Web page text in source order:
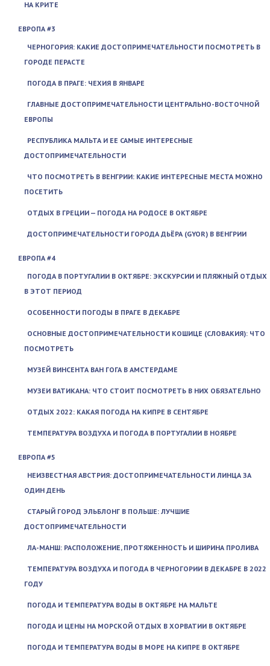
НА КРИТЕ
ЕВРОПА #3
ЧЕРНОГОРИЯ: КАКИЕ ДОСТОПРИМЕЧАТЕЛЬНОСТИ ПОСМОТРЕТЬ В
ГОРОДЕ ПЕРАСТЕ
ПОГОДА В ПРАГЕ: ЧЕХИЯ В ЯНВАРЕ
ГЛАВНЫЕ ДОСТОПРИМЕЧАТЕЛЬНОСТИ ЦЕНТРАЛЬНО-ВОСТОЧНОЙ
ЕВРОПЫ
РЕСПУБЛИКА МАЛЬТА И ЕЕ САМЫЕ ИНТЕРЕСНЫЕ
ДОСТОПРИМЕЧАТЕЛЬНОСТИ
ЧТО ПОСМОТРЕТЬ В ВЕНГРИИ: КАКИЕ ИНТЕРЕСНЫЕ МЕСТА МОЖНО
ПОСЕТИТЬ
ОТДЫХ В ГРЕЦИИ — ПОГОДА НА РОДОСЕ В ОКТЯБРЕ
ДОСТОПРИМЕЧАТЕЛЬНОСТИ ГОРОДА ДЬЁРА (GYOR) В ВЕНГРИИ
ЕВРОПА #4
ПОГОДА В ПОРТУГАЛИИ В ОКТЯБРЕ: ЭКСКУРСИИ И ПЛЯЖНЫЙ ОТДЫХ
В ЭТОТ ПЕРИОД
ОСОБЕННОСТИ ПОГОДЫ В ПРАГЕ В ДЕКАБРЕ
ОСНОВНЫЕ ДОСТОПРИМЕЧАТЕЛЬНОСТИ КОШИЦЕ (СЛОВАКИЯ): ЧТО
ПОСМОТРЕТЬ
МУЗЕЙ ВИНСЕНТА ВАН ГОГА В АМСТЕРДАМЕ
МУЗЕИ ВАТИКАНА: ЧТО СТОИТ ПОСМОТРЕТЬ В НИХ ОБЯЗАТЕЛЬНО
ОТДЫХ 2022: КАКАЯ ПОГОДА НА КИПРЕ В СЕНТЯБРЕ
ТЕМПЕРАТУРА ВОЗДУХА И ПОГОДА В ПОРТУГАЛИИ В НОЯБРЕ
ЕВРОПА #5
НЕИЗВЕСТНАЯ АВСТРИЯ: ДОСТОПРИМЕЧАТЕЛЬНОСТИ ЛИНЦА ЗА
ОДИН ДЕНЬ
СТАРЫЙ ГОРОД ЭЛЬБЛОНГ В ПОЛЬШЕ: ЛУЧШИЕ
ДОСТОПРИМЕЧАТЕЛЬНОСТИ
ЛА-МАНШ: РАСПОЛОЖЕНИЕ, ПРОТЯЖЕННОСТЬ И ШИРИНА ПРОЛИВА
ТЕМПЕРАТУРА ВОЗДУХА И ПОГОДА В ЧЕРНОГОРИИ В ДЕКАБРЕ В 2022
ГОДУ
ПОГОДА И ТЕМПЕРАТУРА ВОДЫ В ОКТЯБРЕ НА МАЛЬТЕ
ПОГОДА И ЦЕНЫ НА МОРСКОЙ ОТДЫХ В ХОРВАТИИ В ОКТЯБРЕ
ПОГОДА И ТЕМПЕРАТУРА ВОДЫ В МОРЕ НА КИПРЕ В ОКТЯБРЕ